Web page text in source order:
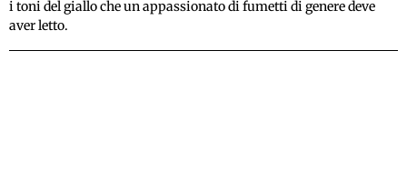
i toni del giallo che un appassionato di fumetti di genere deve
aver letto.